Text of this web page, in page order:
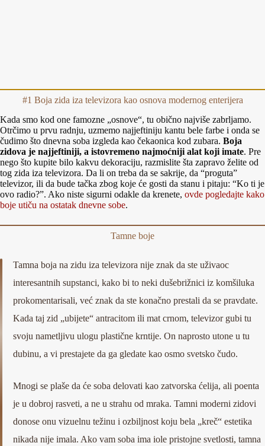
#1 Boja zida iza televizora kao osnova modernog enterijera
Kada smo kod one famozne „osnove“, tu obično najviše zabrljamo.
Otrčimo u prvu radnju, uzmemo najjeftiniju kantu bele farbe i onda se
čudimo što dnevna soba izgleda kao čekaonica kod zubara. Boja
zidova je najjeftiniji, a istovremeno najmoćniji alat koji imate. Pre
nego što kupite bilo kakvu dekoraciju, razmislite šta zapravo želite od
tog zida iza televizora. Da li on treba da se sakrije, da “proguta”
televizor, ili da bude tačka zbog koje će gosti da stanu i pitaju: “Ko ti je
ovo radio?”. Ako niste sigurni odakle da krenete, ovde pogledajte kako
boje utiču na ostatak dnevne sobe.
Tamne boje
Tamna boja na zidu iza televizora nije znak da ste uživaoc
interesantnih supstanci, kako bi to neki dušebrižnici iz komšiluka
prokomentarisali, već znak da ste konačno prestali da se pravdate.
Kada taj zid „ubijete“ antracitom ili mat crnom, televizor gubi tu
svoju nametljivu ulogu plastične krntije. On naprosto utone u tu
dubinu, a vi prestajete da ga gledate kao osmo svetsko čudo.
Mnogi se plaše da će soba delovati kao zatvorska ćelija, ali poenta
je u dobroj rasveti, a ne u strahu od mraka. Tamni moderni zidovi
donose onu vizuelnu težinu i ozbiljnost koju bela „kreč“ estetika
nikada nije imala. Ako vam soba ima iole pristojne svetlosti, tamna